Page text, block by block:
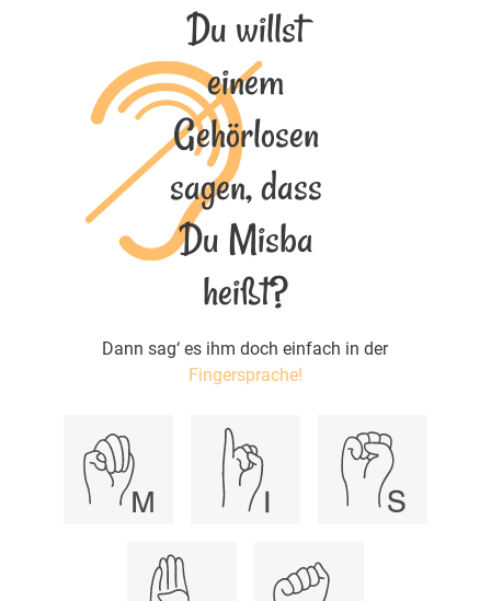
Du willst
einem
Gehörlosen
sagen, dass
Du Misba
heißt?
Dann sag‘ es ihm doch einfach in der
Fingersprache!